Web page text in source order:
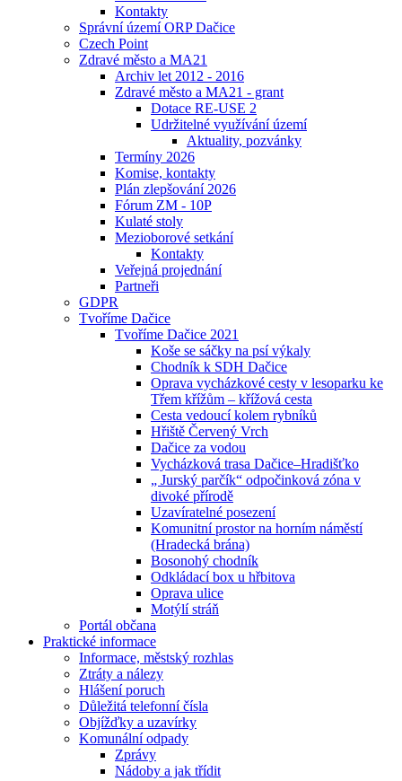
Kontakty
Správní území ORP Dačice
Czech Point
Zdravé město a MA21
Archiv let 2012 - 2016
Zdravé město a MA21 - grant
Dotace RE-USE 2
Udržitelné využívání území
Aktuality, pozvánky
Termíny 2026
Komise, kontakty
Plán zlepšování 2026
Fórum ZM - 10P
Kulaté stoly
Mezioborové setkání
Kontakty
Veřejná projednání
Partneři
GDPR
Tvoříme Dačice
Tvoříme Dačice 2021
Koše se sáčky na psí výkaly
Chodník k SDH Dačice
Oprava vycházkové cesty v lesoparku ke
Třem křížům – křížová cesta
Cesta vedoucí kolem rybníků
Hřiště Červený Vrch
Dačice za vodou
Vycházková trasa Dačice–Hradišťko
„ Jurský parčík“ odpočinková zóna v
divoké přírodě
Uzavíratelné posezení
Komunitní prostor na horním náměstí
(Hradecká brána)
Bosonohý chodník
Odkládací box u hřbitova
Oprava ulice
Motýlí stráň
Portál občana
Praktické informace
Informace, městský rozhlas
Ztráty a nálezy
Hlášení poruch
Důležitá telefonní čísla
Objížďky a uzavírky
Komunální odpady
Zprávy
Nádoby a jak třídit